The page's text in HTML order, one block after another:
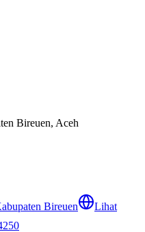
Bireuen, Aceh
Bireuen
Lihat